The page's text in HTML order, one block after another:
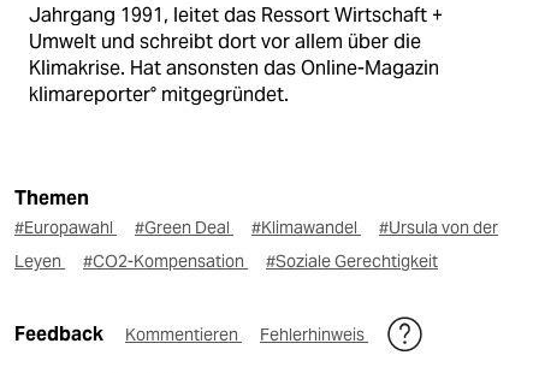
Jahrgang 1991, leitet das Ressort Wirtschaft +
Umwelt und schreibt dort vor allem über die
Klimakrise. Hat ansonsten das Online-Magazin
klimareporter° mitgegründet.
Themen
#Europawahl #Green Deal #Klimawandel
#Ursula von der
Leyen
#CO2-Kompensation #Soziale Gerechtigkeit
Feedback Kommentieren Fehlerhinweis